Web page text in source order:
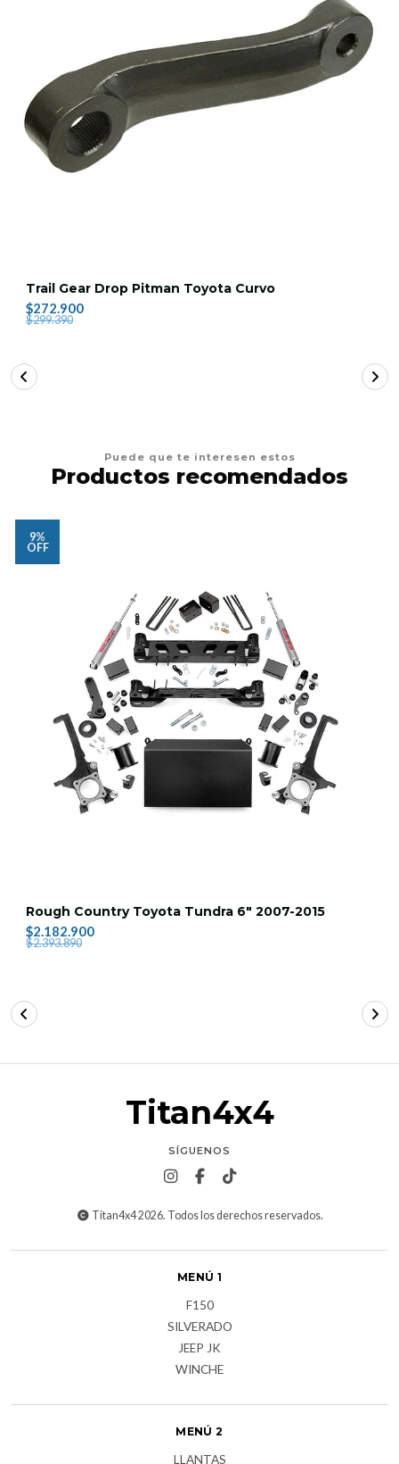
Trail Gear Drop Pitman Toyota Curvo
$272.900
$299.390
Puede que te interesen estos
Productos recomendados
9%
OFF
Rough Country Toyota Tundra 6" 2007-2015
$2.182.900
$2.393.890
Titan4x4
SÍGUENOS
Titan4x4 2026. Todos los derechos reservados.
MENÚ 1
F150
SILVERADO
JEEP JK
WINCHE
MENÚ 2
LLANTAS